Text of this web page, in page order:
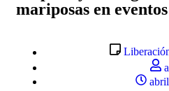
mariposas en eventos